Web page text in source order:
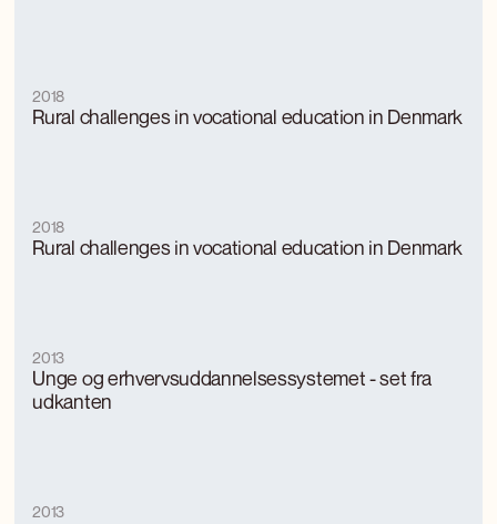
Rural challenges in vocational education in Denmark
2018
Rural challenges in vocational education in Denmark
2018
Unge og erhvervsuddannelsessystemet - set fra
udkanten
2013
2013